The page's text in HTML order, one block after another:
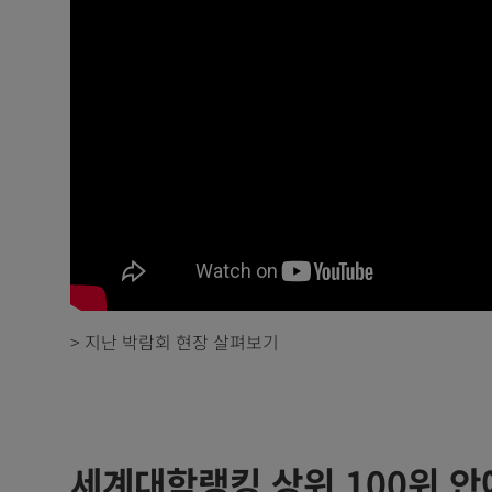
> 지난 박람회 현장 살펴보기
세계대학랭킹 상위 100위 안